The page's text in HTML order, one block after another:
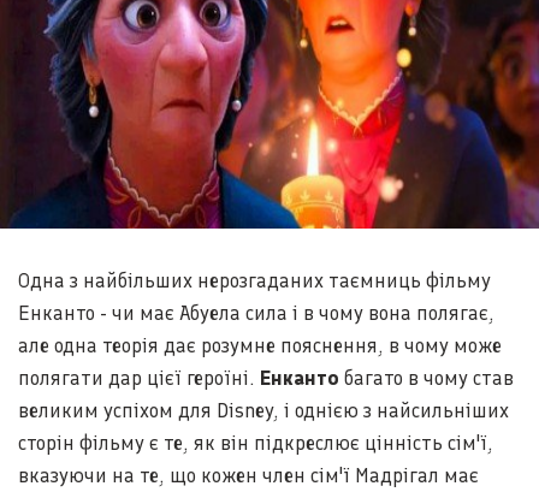
Одна з найбільших нерозгаданих таємниць фільму
Енканто - чи має Абуела сила і в чому вона полягає,
але одна теорія дає розумне пояснення, в чому може
полягати дар цієї героїні. Енканто багато в чому став
великим успіхом для Disney, і однією з найсильніших
сторін фільму є те, як він підкреслює цінність сім'ї,
вказуючи на те, що кожен член сім'ї Мадрігал має